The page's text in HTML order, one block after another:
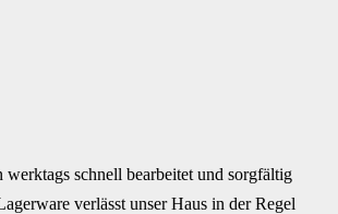
werktags schnell bearbeitet und sorgfältig
verlässt unser Haus in der Regel